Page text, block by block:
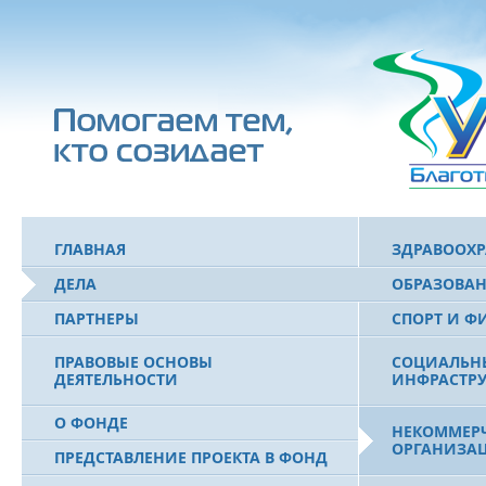
ГЛАВНАЯ
ДЕЛА
ПАРТНЕРЫ
ПРАВОВЫЕ ОСНОВЫ
ДЕЯТЕЛЬНОСТИ
О ФОНДЕ
ПРЕДСТАВЛЕНИЕ ПРОЕКТА В ФОНД
СПОРТ И